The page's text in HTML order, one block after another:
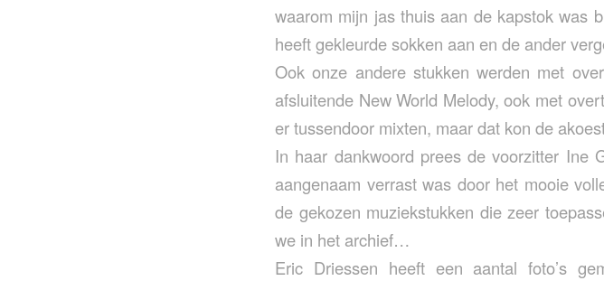
waarom mijn jas thuis aan de kapstok was
heeft gekleurde sokken aan en de ander
Ook onze andere stukken werden met
afsluitende New World Melody, ook met
er tussendoor mixten, maar dat kon de
In haar dankwoord prees de voorzitter Ine
aangenaam verrast was door het mooie
de gekozen muziekstukken die zeer
we in het archief…
Eric Driessen heeft een aantal foto’s